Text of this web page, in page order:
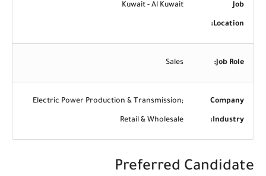
Job
Location:
Kuwait - Al Kuwait
Job Role:
Sales
Company
Industry:
Electric Power Production & Transmission;
Retail & Wholesale
Preferred Candidate